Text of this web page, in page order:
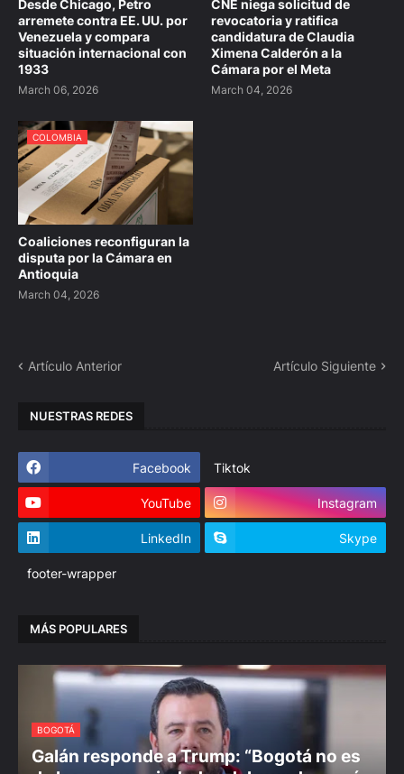
Desde Chicago, Petro
arremete contra EE. UU. por
Venezuela y compara
situación internacional con
1933
March 06, 2026
CNE niega solicitud de
revocatoria y ratifica
candidatura de Claudia
Ximena Calderón a la
Cámara por el Meta
March 04, 2026
COLOMBIA
Coaliciones reconfiguran la
disputa por la Cámara en
Antioquia
March 04, 2026
Artículo Anterior Artículo Siguiente
NUESTRAS REDES
Facebook Tiktok
YouTube Instagram
LinkedIn Skype
footer-wrapper
MÁS POPULARES
BOGOTÁ
Galán responde a Trump: “Bogotá no es